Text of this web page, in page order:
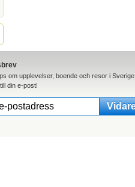
om upplevelser, boende och resor i Sverige
din e-post!